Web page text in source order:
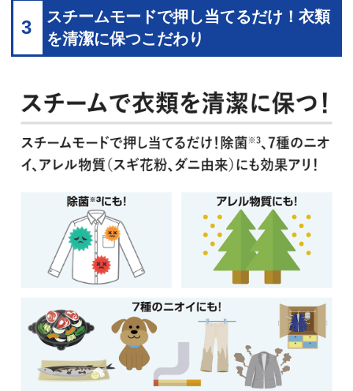
3
スチームモードで押し当てるだけ！衣類
を清潔に保つこだわり